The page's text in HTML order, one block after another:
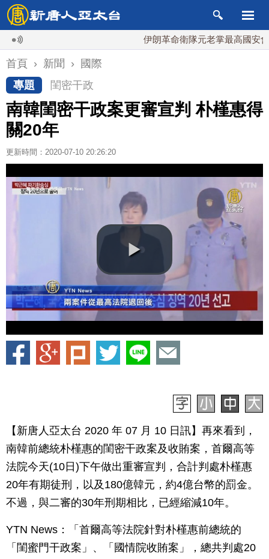
伊朗革命衛隊元老掌最高國安會 內
首頁 › 新聞 ›
國際
專題
閨密干政
南韓閨密干政案更審宣判 朴槿惠得
關20年
更新時間：2020-07-10 20:26:20
【新唐人亞太台 2020 年 07 月 10 日訊】再來看到，
南韓前總統朴槿惠的閨密干政案及收賄案，首爾高等
法院今天(10日)下午做出重審宣判，合計判處朴槿惠
20年有期徒刑，以及180億韓元，約4億台幣的罰金。
不過，與二審的30年刑期相比，已經縮減10年。
YTN News：「首爾高等法院針對朴槿惠前總統的
「閨蜜門干政案」、「國情院收賄案」，總共判處20